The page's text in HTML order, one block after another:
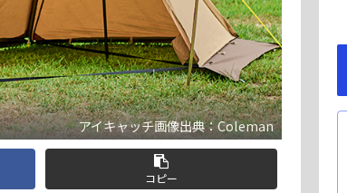
アイキャッチ画像出典：Coleman
コピー